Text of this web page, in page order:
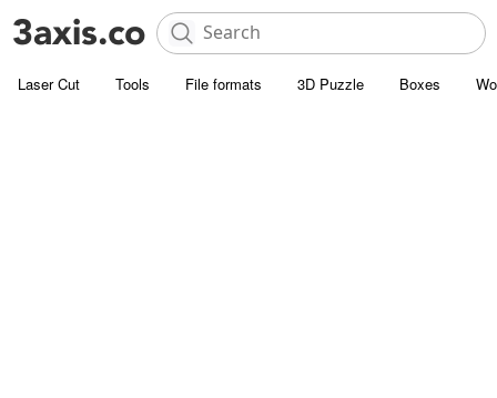
Laser Cut Tools File formats 3D Puzzle Boxes